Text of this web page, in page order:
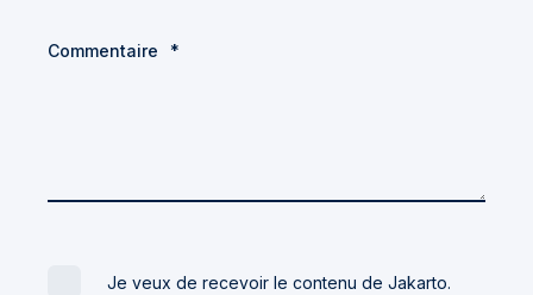
Commentaire *
Je veux de recevoir le contenu de Jakarto.